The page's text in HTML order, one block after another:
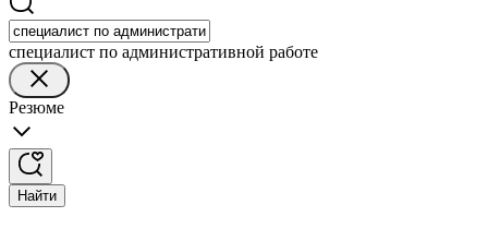
специалист по административной работе
Резюме
Найти